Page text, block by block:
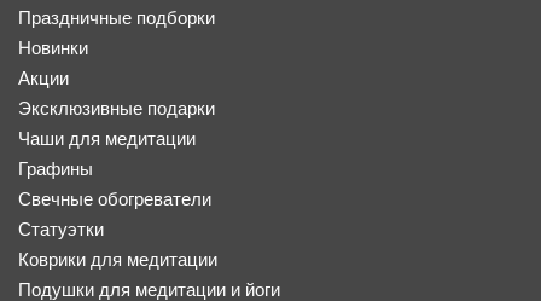
Праздничные подборки
Новинки
Акции
Эксклюзивные подарки
Чаши для медитации
Графины
Свечные обогреватели
Статуэтки
Коврики для медитации
Подушки для медитации и йоги